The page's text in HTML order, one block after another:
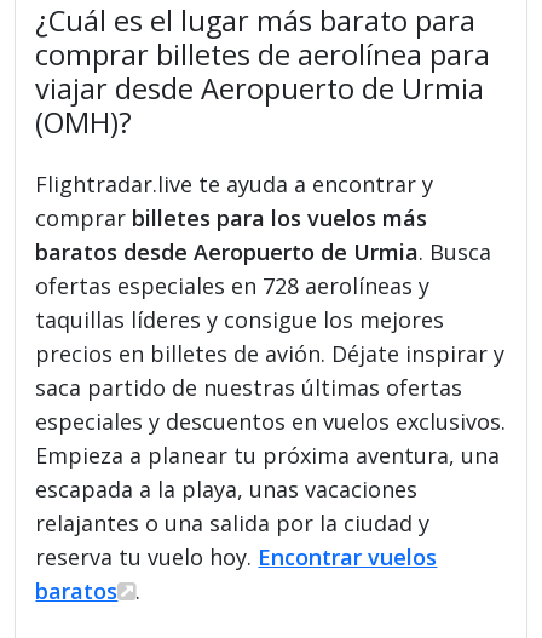
¿Cuál es el lugar más barato para
comprar billetes de aerolínea para
viajar desde Aeropuerto de Urmia
(OMH)?
Flightradar.live te ayuda a encontrar y
comprar billetes para los vuelos más
baratos desde Aeropuerto de Urmia. Busca
ofertas especiales en 728 aerolíneas y
taquillas líderes y consigue los mejores
precios en billetes de avión. Déjate inspirar y
saca partido de nuestras últimas ofertas
especiales y descuentos en vuelos exclusivos.
Empieza a planear tu próxima aventura, una
escapada a la playa, unas vacaciones
relajantes o una salida por la ciudad y
reserva tu vuelo hoy. Encontrar vuelos
baratos
.